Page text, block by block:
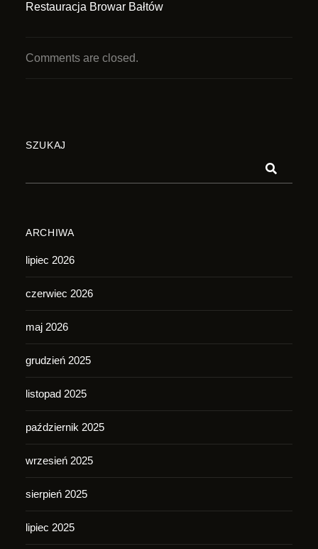
Restauracja Browar Bałtów
Comments are closed.
SZUKAJ
ARCHIWA
lipiec 2026
czerwiec 2026
maj 2026
grudzień 2025
listopad 2025
październik 2025
wrzesień 2025
sierpień 2025
lipiec 2025